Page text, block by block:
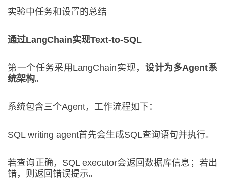
实验中任务和设置的总结
通过LangChain实现Text-to-SQL
第一个任务采用LangChain实现， 设计为多Agent系
统架构。
系统包含三个Agent，工作流程如下：
SQL writing agent首先会生成SQL查询语句并执行。
若查询正确，SQL executor会返回数据库信息；若出
错，则返回错误提示。